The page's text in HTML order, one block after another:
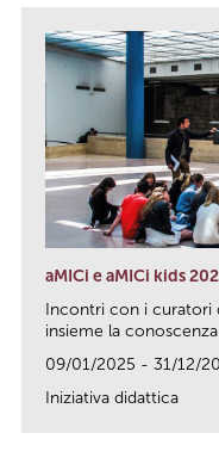
aMICi e aMICi kids
Incontri con i curatori
insieme la
09/01/2025 - 31/12/
Iniziativa didattica